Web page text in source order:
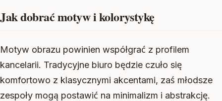
Jak dobrać motyw i kolorystykę
Motyw obrazu powinien współgrać z profilem
kancelarii. Tradycyjne biuro będzie czuło się
komfortowo z klasycznymi akcentami, zaś młodsze
zespoły mogą postawić na minimalizm i abstrakcję.